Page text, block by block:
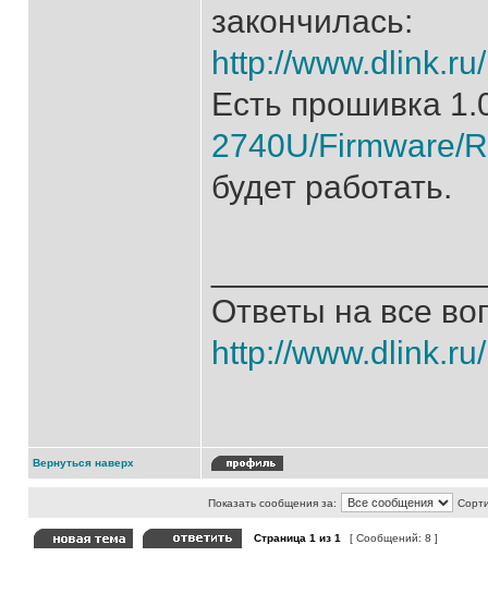
закончилась:
http://
Есть прошивка
2740U/Firmware/
будет работать.
Ответы на все
http://
Вернуться наверх
Показать сообщения за:
Страница 1 из 1 [ Сообщений: 8 ]